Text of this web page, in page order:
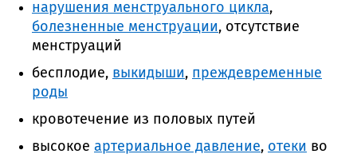
нарушения менструального цикла,
болезненные менструации, отсутствие
менструаций
бесплодие, выкидыши, преждевременные
роды
кровотечение из половых путей
высокое артериальное давление, отеки во